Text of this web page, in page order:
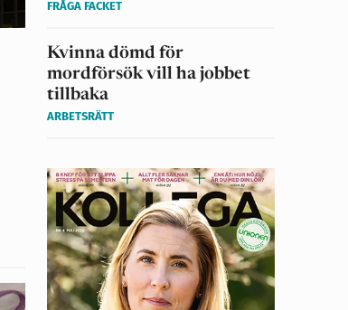
FRÅGA FACKET
Kvinna dömd för
mordförsök vill ha jobbet
tillbaka
ARBETSRÄTT